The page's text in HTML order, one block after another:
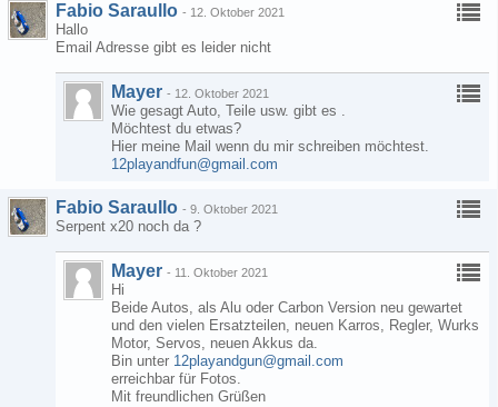
Fabio Saraullo - 12. Oktober 2021
Hallo
Email Adresse gibt es leider nicht
Mayer - 12. Oktober 2021
Wie gesagt Auto, Teile usw. gibt es .
Möchtest du etwas?
Hier meine Mail wenn du mir schreiben möchtest.
12playandfun@gmail.com
Fabio Saraullo - 9. Oktober 2021
Serpent x20 noch da ?
Mayer - 11. Oktober 2021
Hi
Beide Autos, als Alu oder Carbon Version neu gewartet
und den vielen Ersatzteilen, neuen Karros, Regler, Wurks
Motor, Servos, neuen Akkus da.
Bin unter 12playandgun@gmail.com
erreichbar für Fotos.
Mit freundlichen Grüßen